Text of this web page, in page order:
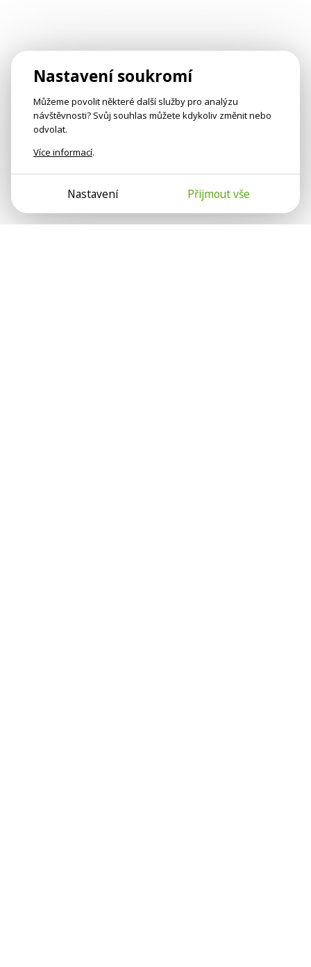
Nastavení soukromí
Můžeme povolit některé další služby pro analýzu
návštěvnosti? Svůj souhlas můžete kdykoliv změnit nebo
odvolat.
Více informací.
Nastavení Přijmout vše